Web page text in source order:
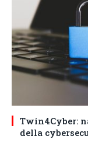
Twin4Cyber:
della